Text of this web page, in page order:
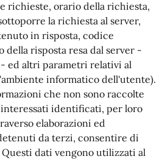
richieste, orario della richiesta,
la richiesta al server,
in risposta, codice
della risposta resa dal server -
ed altri parametri relativi al
informatico dell'utente).
che non sono raccolte
interessati identificati, per loro
elaborazioni ed
da terzi, consentire di
dati vengono utilizzati al